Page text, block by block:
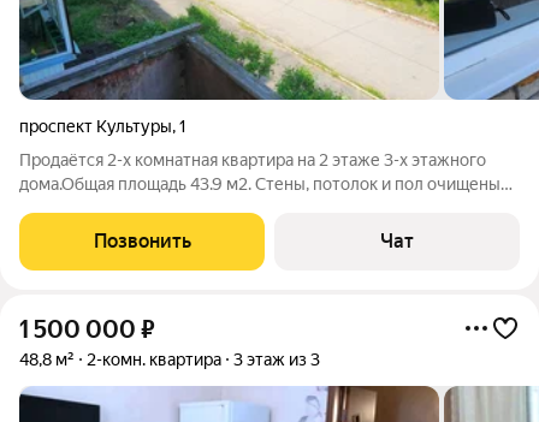
проспект Культуры,1
Продаётся 2-х комнатная квартира на 2 этаже 3-х этажного
дома.Общая площадь 43.9 м2. Стены, потолок и пол очищены
ремонта под свою фантазию, во второй комнате стены
заштукатурены. Квартира
Позвонить Чат
1 500 000 ₽
48,8 м² 2-комн. квартира 3 этаж из 3